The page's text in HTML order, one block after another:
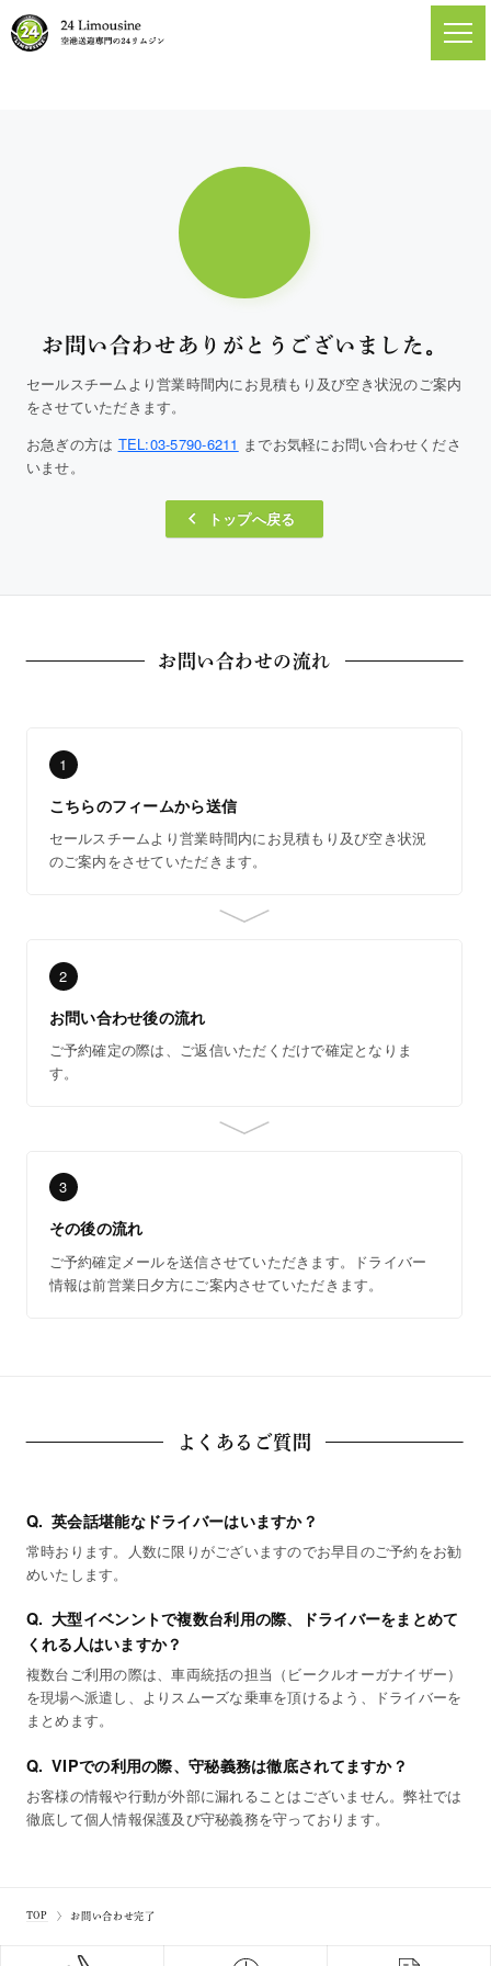
お問い合わせありがとうございました。
セールスチームより営業時間内にお見積もり及び空き状況のご案内
をさせていただきます。
お急ぎの方は TEL:03-5790-6211 までお気軽にお問い合わせくださ
いませ。
トップへ戻る
お問い合わせの流れ
1
こちらのフィームから送信
セールスチームより営業時間内にお見積もり及び空き状況
のご案内をさせていただきます。
2
お問い合わせ後の流れ
ご予約確定の際は、ご返信いただくだけで確定となりま
す。
3
その後の流れ
ご予約確定メールを送信させていただきます。ドライバー
情報は前営業日夕方にご案内させていただきます。
よくあるご質問
英会話堪能なドライバーはいますか？
常時おります。人数に限りがございますのでお早目のご予約をお勧
めいたします。
大型イベンントで複数台利用の際、ドライバーをまとめて
くれる人はいますか？
複数台ご利用の際は、車両統括の担当（ビークルオーガナイザー）
を現場へ派遣し、よりスムーズな乗車を頂けるよう、ドライバーを
まとめます。
VIPでの利用の際、守秘義務は徹底されてますか？
お客様の情報や行動が外部に漏れることはございません。弊社では
徹底して個人情報保護及び守秘義務を守っております。
TOP お問い合わせ完了